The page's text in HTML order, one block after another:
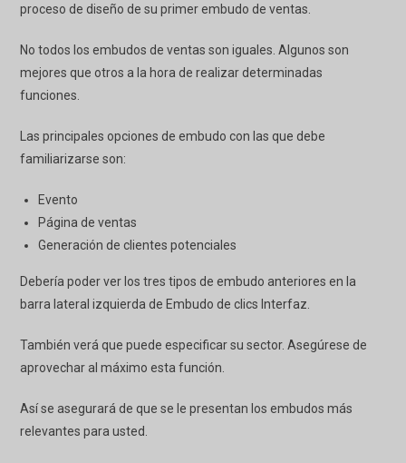
proceso de diseño de su primer embudo de ventas.
No todos los embudos de ventas son iguales. Algunos son
mejores que otros a la hora de realizar determinadas
funciones.
Las principales opciones de embudo con las que debe
familiarizarse son:
Evento
Página de ventas
Generación de clientes potenciales
Debería poder ver los tres tipos de embudo anteriores en la
barra lateral izquierda de Embudo de clics Interfaz.
También verá que puede especificar su sector. Asegúrese de
aprovechar al máximo esta función.
Así se asegurará de que se le presentan los embudos más
relevantes para usted.